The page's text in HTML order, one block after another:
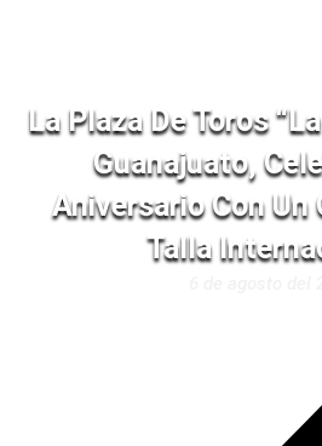
La Plaza De Toros
Guanajuato,
Aniversario Con Un
Talla